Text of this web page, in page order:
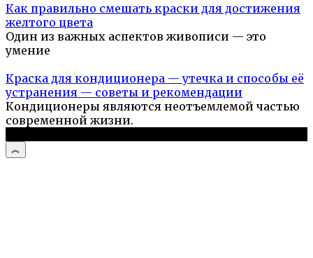
Как правильно смешать краски для достижения
желтого цвета
Один из важных аспектов живописи — это
умение
Краска для кондиционера — утечка и способы её
устранения — советы и рекомендации
Кондиционеры являются неотъемлемой частью
современной жизни.